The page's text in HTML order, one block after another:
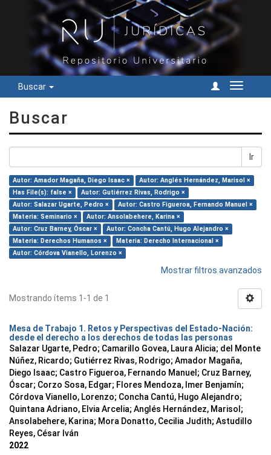
Buscar
Cambiar
Buscar
Ir
Autor: Amador Magaña, Diego Isaac ×
Autor: Anglés Hernández, Marisol ×
Has File(s): false ×
Autor: Gutiérrez Rivas, Rodrigo ×
Autor: Salazar Ugarte, Pedro ×
Autor: Castro Figueroa, Fernando Manuel ×
Materia: Seminario ×
Autor: Ansolabehere, Karina ×
Autor: Cruz Barney, Óscar ×
Autor: Concha Cantú, Hugo Alejandro ×
Materia: Derechos Humanos ×
Materia: Derecho Internacional ×
Autor: Córdova Vianello, Lorenzo ×
Mostrar filtros avanzados
Mostrando ítems 1-1 de 1
Mesa de Trabajo 1. Retos y Perspectivas del Estado-Nación:
desde el derecho a los derechos de todas las personas
Salazar Ugarte, Pedro; Camarillo Govea, Laura Alicia; del Monte
Núñez, Ricardo; Gutiérrez Rivas, Rodrigo; Amador Magaña,
Diego Isaac; Castro Figueroa, Fernando Manuel ; Cruz Barney,
Óscar; Corzo Sosa, Edgar; Flores Mendoza, Imer Benjamín;
Córdova Vianello, Lorenzo; Concha Cantú, Hugo Alejandro;
Quintana Adriano, Elvia Arcelia; Anglés Hernández, Marisol ;
Ansolabehere, Karina; Mora Donatto, Cecilia Judith; Astudillo
Reyes, César Iván
2022